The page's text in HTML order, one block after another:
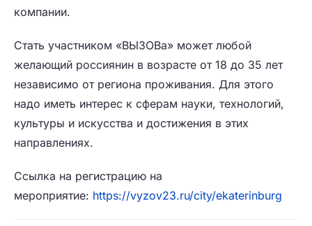
компании.
Стать участником «ВЫЗОВа» может любой
желающий россиянин в возрасте от 18 до 35 лет
независимо от региона проживания. Для этого
надо иметь интерес к сферам науки, технологий,
культуры и искусства и достижения в этих
направлениях.
Ссылка на регистрацию на
мероприятие: https://vyzov23.ru/city/ekaterinburg